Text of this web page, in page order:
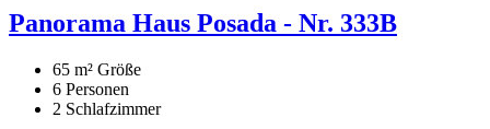
Panorama Haus Posada - Nr. 333B
65 m² Größe
6 Personen
2 Schlafzimmer